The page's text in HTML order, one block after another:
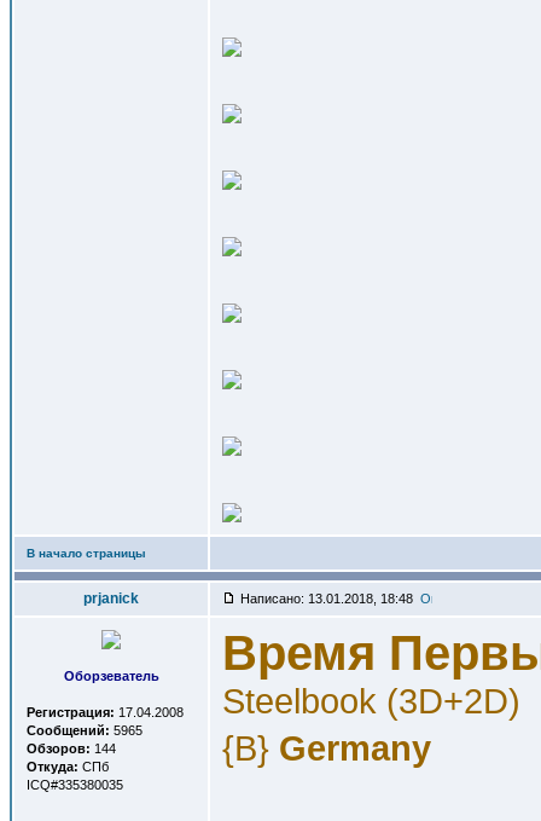
В начало страницы
prjanick Написано: 13.01.2018, 18:48
Оборзеватель
Регистрация: 17.04.2008
Сообщений: 5965
Обзоров: 144
Откуда: СПб
ICQ#335380035
Время
Steelbook (3D+2D)
{B} Germany